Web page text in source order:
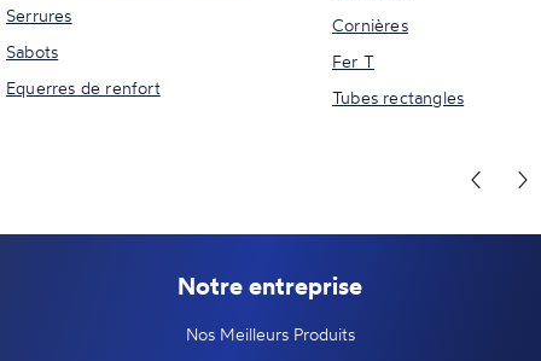
Serrures
Sabots
Equerres de renfort
Cornières
Fer T
Tubes rectangles
Notre entreprise
Nos Meilleurs Produits